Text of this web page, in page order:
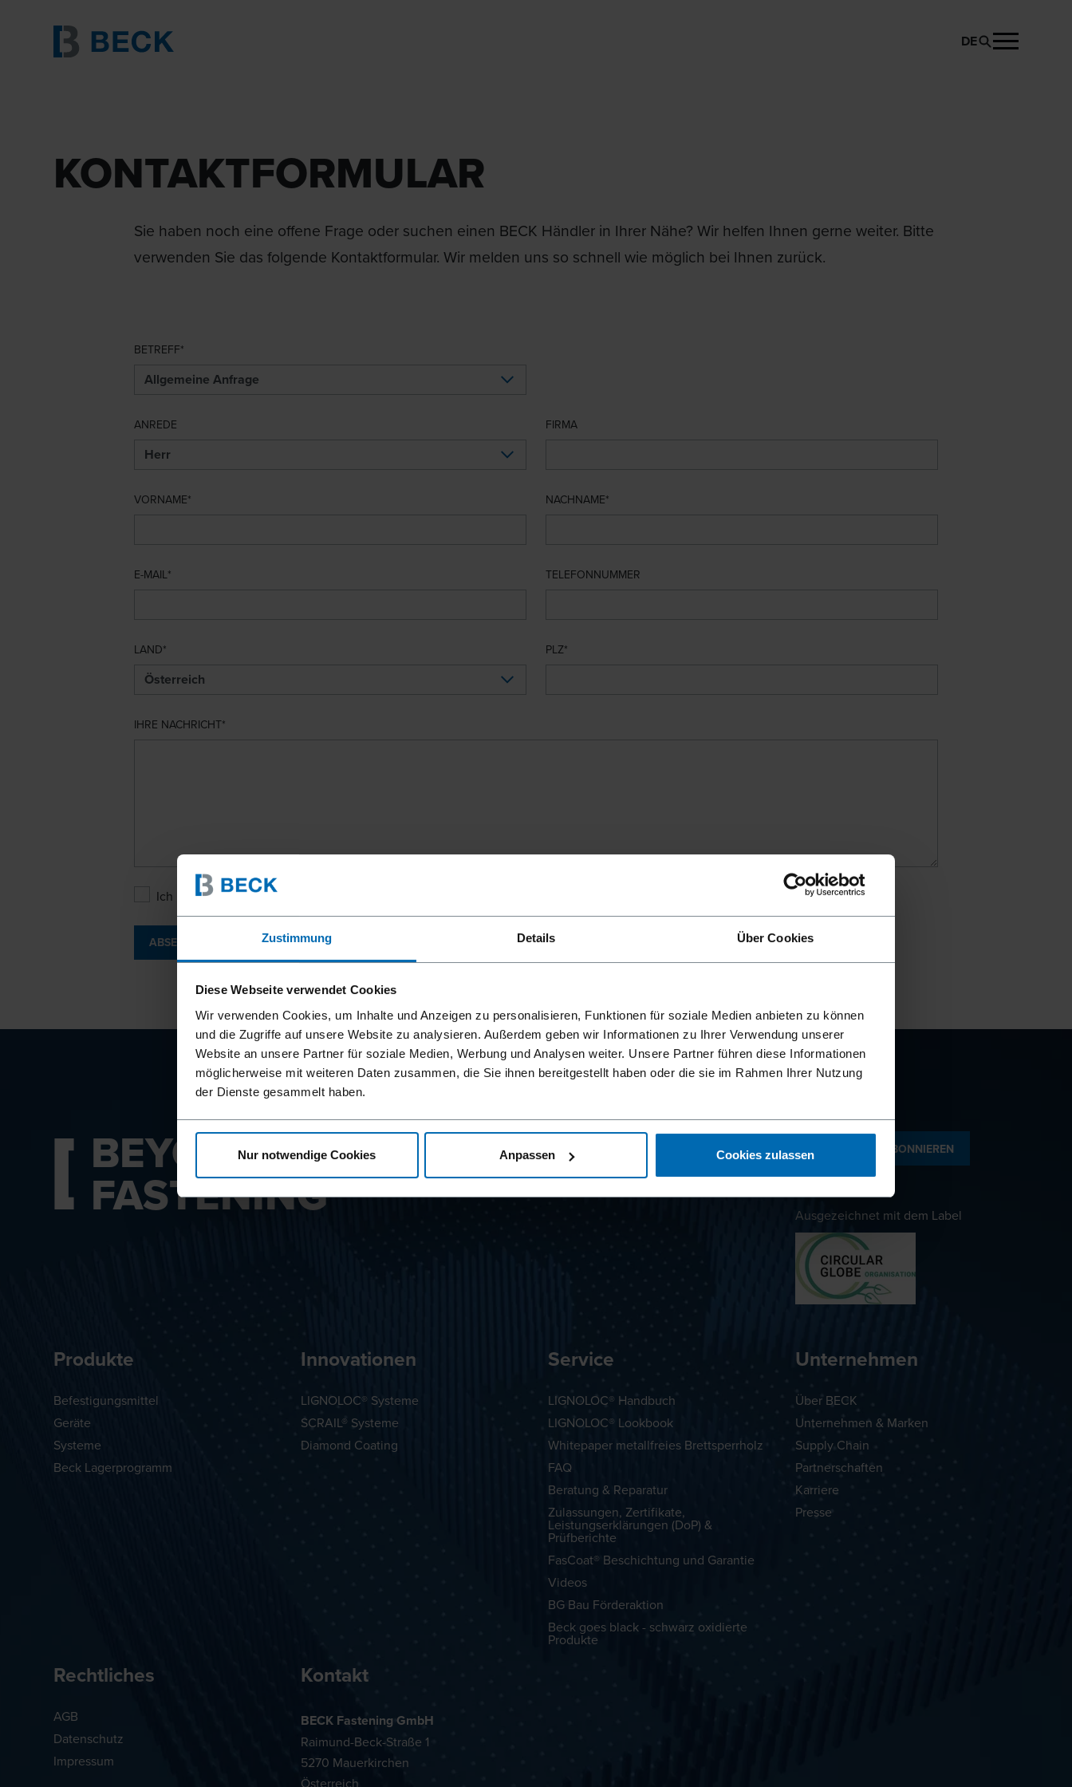
Zustimmung Details Über Cookies
Diese Webseite verwendet Cookies
Wir verwenden Cookies, um Inhalte und Anzeigen zu personalisieren, Funktionen für soziale Medien anbieten zu können
und die Zugriffe auf unsere Website zu analysieren. Außerdem geben wir Informationen zu Ihrer Verwendung unserer
Website an unsere Partner für soziale Medien, Werbung und Analysen weiter. Unsere Partner führen diese Informationen
möglicherweise mit weiteren Daten zusammen, die Sie ihnen bereitgestellt haben oder die sie im Rahmen Ihrer Nutzung
der Dienste gesammelt haben.
Nur notwendige Cookies Anpassen Cookies zulassen
DE
KONTAKTFORMULAR
Sie haben noch eine offene Frage oder suchen einen BECK Händler in Ihrer Nähe? Wir helfen Ihnen gerne weiter. Bitte
verwenden Sie das folgende Kontaktformular. Wir melden uns so schnell wie möglich bei Ihnen zurück.
BETREFF
ANREDE FIRMA
VORNAME NACHNAME
E-MAIL TELEFONNUMMER
LAND PLZ
IHRE NACHRICHT
Ich bin mit denDatenschutzbestimmungen
ABSENDEN
BEYOND
FASTENING
NEWSLETTER ABONNIEREN
Ausgezeichnet mit dem Label
Produkte
Befestigungsmittel
Geräte
Systeme
Beck Lagerprogramm
Innovationen
LIGNOLOC® Systeme
SCRAIL® Systeme
Diamond Coating
Service
LIGNOLOC® Handbuch
LIGNOLOC® Lookbook
Whitepaper metallfreies Brettsperrholz
FAQ
Beratung & Reparatur
Zulassungen, Zertifikate,
Leistungserklärungen (DoP) &
Prüfberichte
FasCoat® Beschichtung und Garantie
Videos
BG Bau Förderaktion
Beck goes black - schwarz oxidierte
Produkte
Unternehmen
Über BECK
Unternehmen & Marken
Supply Chain
Partnerschaften
Karriere
Presse
Rechtliches
AGB
Datenschutz
Impressum
Kontakt
BECK Fastening GmbH
Raimund-Beck-Straße 1
5270 Mauerkirchen
Österreich